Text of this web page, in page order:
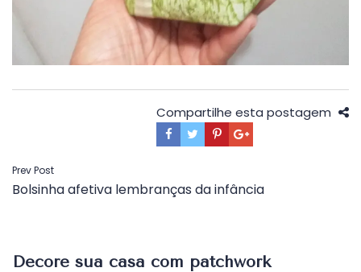
Compartilhe esta postagem
Navegação
de
Prev Post
Bolsinha afetiva lembranças da infância
Decore sua casa com patchwork